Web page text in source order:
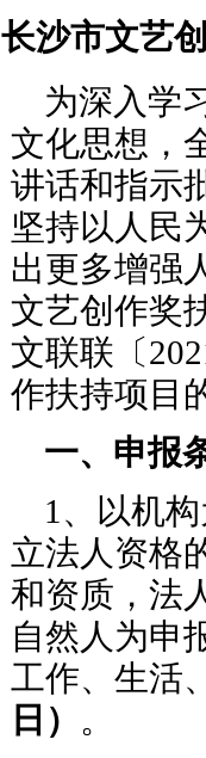
长沙市文艺
为深入学
文化思想，
讲话和指示
坚持以人民
出更多增强
文艺创作奖
文联联〔
作扶持项目
一、申报
1、以机
立法人资格
和资质，法
自然人为申
工作、生活
日）
。